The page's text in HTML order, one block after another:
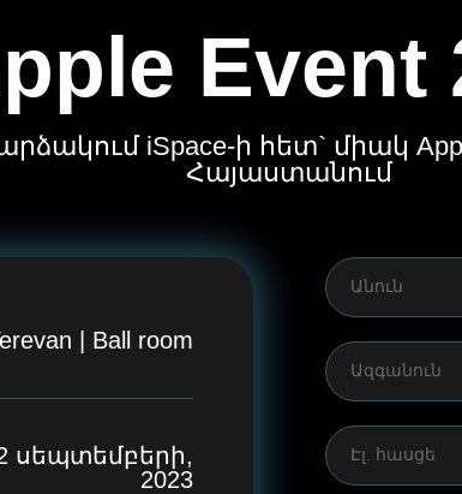
Event
iSpace-ի հետ` միակ
Հայաստանում
| Ball room
սեպտեմբերի,
2023